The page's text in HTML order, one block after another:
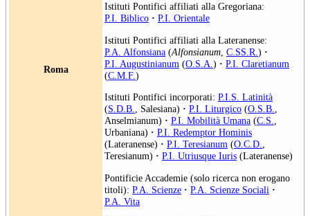
Roma
Istituti Pontifici affiliati alla Gregoriana:
P.I. Biblico · P.I. Orientale
Istituti Pontifici affiliati alla Lateranense:
P.A. Alfonsiana (Alfonsianum C.SS.R. ) ·
P.I. Augustinianum (O.S.A. ) · P.I. Claretianum
(C.M.F.)
Istituti Pontifici incorporati: P.I.S. Latinità
(S.D.B., Salesiana) · P.I. Liturgico (O.S.B.,
Anselmianum) · P.I. Mobilità Umana (C.S.,
Urbaniana) · P.I. Redemptor Hominis
(Lateranense) · P.I. Teresianum (O.C.D.,
Teresianum) · P.I. Utriusque Iuris (Lateranense)
Pontificie Accademie (solo ricerca non erogano
titoli): P.A. Scienze · P.A. Scienze Sociali ·
P.A. Vita